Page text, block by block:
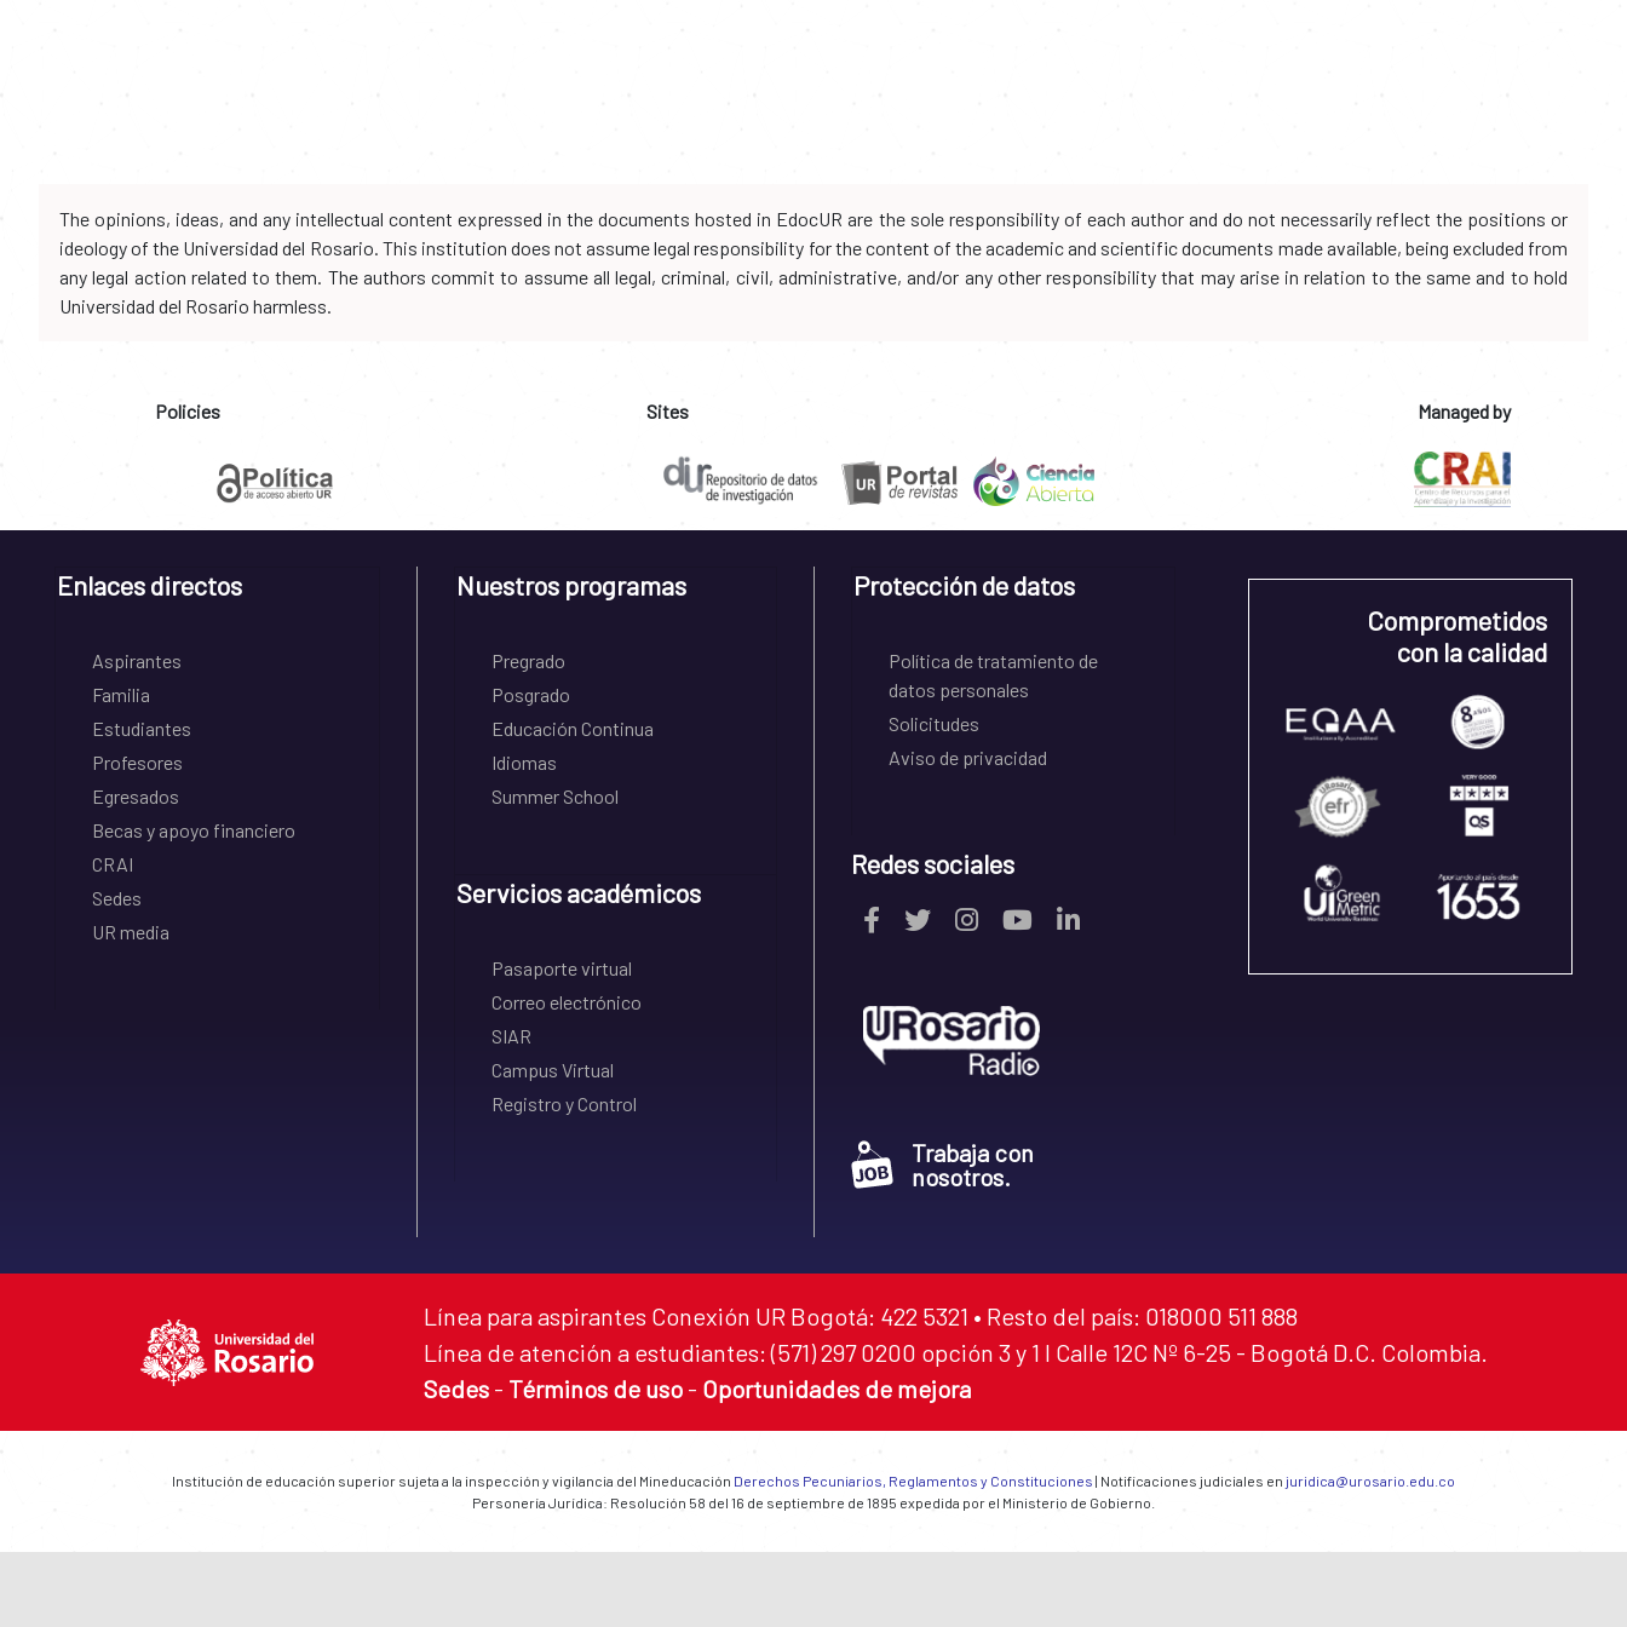
The opinions, ideas, and any intellectual content expressed in the documents hosted in EdocUR are the sole responsibility of each author and do not necessarily reflect the positions or
ideology of the Universidad del Rosario. This institution does not assume legal responsibility for the content of the academic and scientific documents made available, being excluded from
any legal action related to them. The authors commit to assume all legal, criminal, civil, administrative, and/or any other responsibility that may arise in relation to the same and to hold
Universidad del Rosario harmless.
Policies Sites Managed by
Enlaces directos
Aspirantes
Familia
Estudiantes
Profesores
Egresados
Becas y apoyo financiero
CRAI
Sedes
UR media
Nuestros programas
Pregrado
Posgrado
Educación Continua
Idiomas
Summer School
Servicios académicos
Pasaporte virtual
Correo electrónico
SIAR
Campus Virtual
Registro y Control
Protección de datos
Política de tratamiento de
datos personales
Solicitudes
Aviso de privacidad
Redes sociales
Trabaja con
nosotros.
Comprometidos
con la calidad
Línea para aspirantes Conexión UR Bogotá: 422 5321 • Resto del país: 018000 511 888
Línea de atención a estudiantes: (571) 297 0200 opción 3 y 1 I Calle 12C Nº 6-25 - Bogotá D.C. Colombia.
Sedes - Términos de uso - Oportunidades de mejora
Institución de educación superior sujeta a la inspección y vigilancia del Mineducación Derechos Pecuniarios, Reglamentos y Constituciones | Notificaciones judiciales en juridica@urosario.edu.co
Personería Jurídica: Resolución 58 del 16 de septiembre de 1895 expedida por el Ministerio de Gobierno.